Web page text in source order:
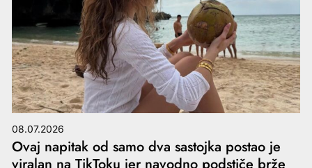
08.07.2026
Ovaj napitak od samo dva sastojka postao je